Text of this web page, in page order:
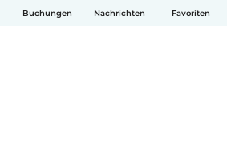
Buchungen Nachrichten Favoriten